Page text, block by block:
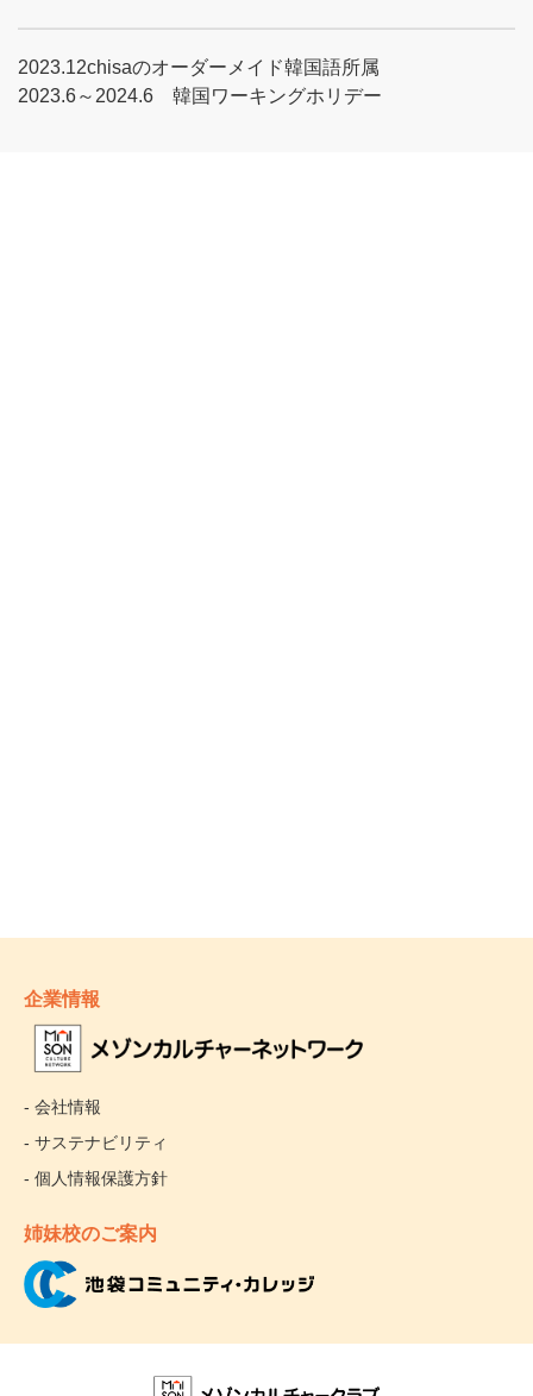
2023.12chisaのオーダーメイド韓国語所属
2023.6～2024.6 韓国ワーキングホリデー
企業情報
- 会社情報
- サステナビリティ
- 個人情報保護方針
姉妹校のご案内